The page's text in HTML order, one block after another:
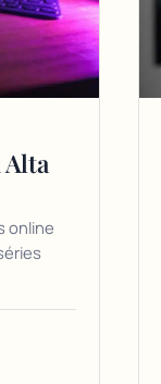
Alta
online